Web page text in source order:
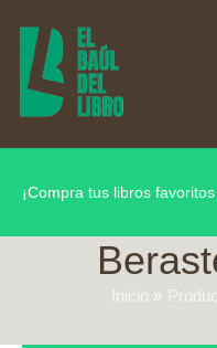
contenido
¡Compra tus libros
Inicio